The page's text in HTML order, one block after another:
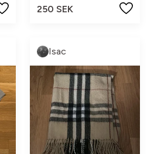
250 SEK
Isac